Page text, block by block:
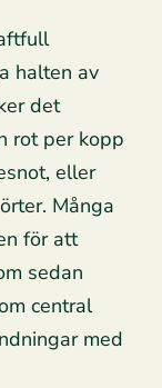
halten av
det
rot per kopp
eller
Många
för att
sedan
central
med